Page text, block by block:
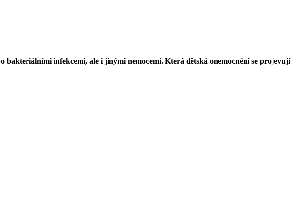
bakteriálními infekcemi, ale i jinými nemocemi. Která dětská onemocnění se projevují